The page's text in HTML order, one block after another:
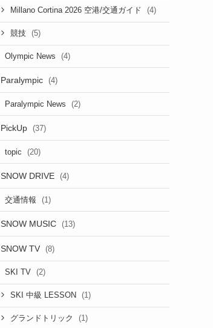
Millano Cortina 2026 空港/交通ガイド (4)
競技 (5)
Olympic News (4)
Paralympic (4)
Paralympic News (2)
PickUp (37)
topic (20)
SNOW DRIVE (4)
交通情報 (1)
SNOW MUSIC (13)
SNOW TV (8)
SKI TV (2)
SKI 中級 LESSON (1)
グランドトリック (1)